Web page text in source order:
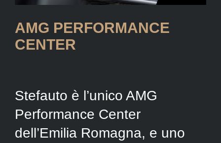
AMG PERFORMANCE
CENTER
Stefauto è l’unico AMG
Performance Center
dell’Emilia Romagna, e uno